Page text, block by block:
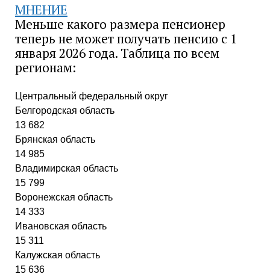
МНЕНИЕ
Меньше какого размера пенсионер
теперь не может получать пенсию с 1
января 2026 года. Таблица по всем
регионам:
Центральный федеральный округ
Белгородская область
13 682
Брянская область
14 985
Владимирская область
15 799
Воронежская область
14 333
Ивановская область
15 311
Калужская область
15 636